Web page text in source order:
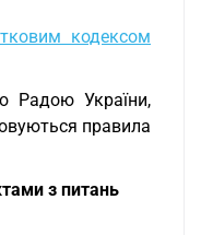
кодексом
Радою України,
правила
з питань